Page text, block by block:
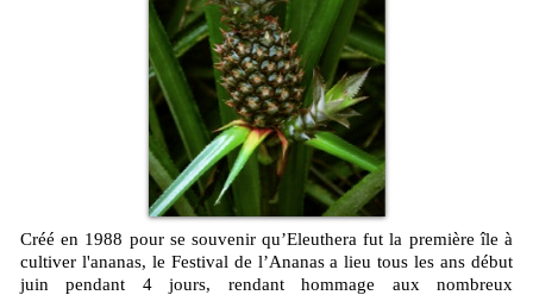
Créé en 1988 pour se souvenir qu’Eleuthera fut la première île à
cultiver l'ananas, le Festival de l’Ananas a lieu tous les ans début
juin pendant 4 jours, rendant hommage aux nombreux